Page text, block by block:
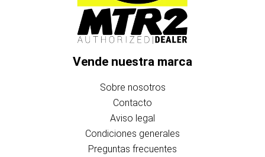
Vende nuestra marca
Sobre nosotros
Contacto
Aviso legal
Condiciones generales
Preguntas frecuentes